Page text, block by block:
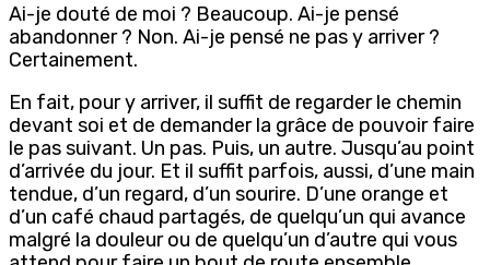
Ai-je douté de moi ? Beaucoup. Ai-je pensé
abandonner ? Non. Ai-je pensé ne pas y arriver ?
Certainement.
En fait, pour y arriver, il suffit de regarder le chemin
devant soi et de demander la grâce de pouvoir faire
le pas suivant. Un pas. Puis, un autre. Jusqu’au point
d’arrivée du jour. Et il suffit parfois, aussi, d’une main
tendue, d’un regard, d’un sourire. D’une orange et
d’un café chaud partagés, de quelqu’un qui avance
malgré la douleur ou de quelqu’un d’autre qui vous